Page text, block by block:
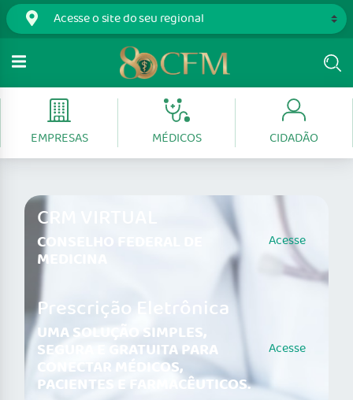
EMPRESAS MÉDICOS CIDADÃO
CRM VIRTUAL
CONSELHO FEDERAL DE
MEDICINA
Acesse
Prescrição Eletrônica
UMA SOLUÇÃO SIMPLES,
SEGURA E GRATUITA PARA
CONECTAR MÉDICOS,
PACIENTES E FARMACÊUTICOS.
Acesse